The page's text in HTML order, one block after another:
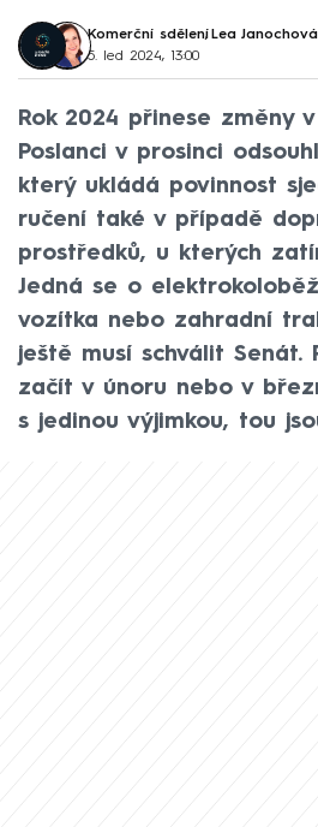
Komerční sdělení, Lea Janochová
5. led 2024, 13:00
Rok 2024 přinese změny
Poslanci v prosinci
který ukládá povinnost
ručení také v případě
prostředků, u kterých
Jedná se o
vozítka nebo zahradní
ještě musí schválit Senát.
začít v únoru nebo v
s jedinou výjimkou, tou